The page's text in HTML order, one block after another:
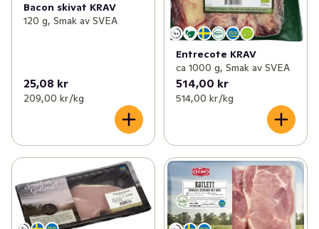
Bacon skivat KRAV
120 g, Smak av SVEA
25,08 kr
209,00 kr /kg
Entrecote KRAV
ca 1000 g, Smak av SVEA
514,00 kr
514,00 kr /kg